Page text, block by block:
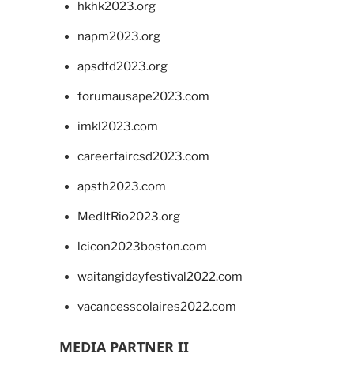
hkhk2023.org
napm2023.org
apsdfd2023.org
forumausape2023.com
imkl2023.com
careerfaircsd2023.com
apsth2023.com
MedItRio2023.org
lcicon2023boston.com
waitangidayfestival2022.com
vacancesscolaires2022.com
MEDIA PARTNER II